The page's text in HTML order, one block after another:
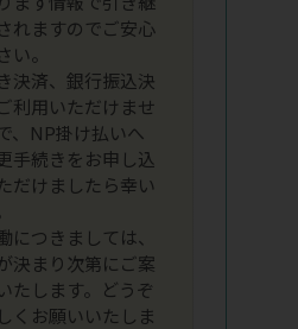
れますのでご安心
い。
決済、銀行振込決
利用いただけませ
、NP掛け払いへ
手続きをお申し込
だけましたら幸い
につきましては、
決まり次第にご案
たします。どうぞ
くお願いいたしま